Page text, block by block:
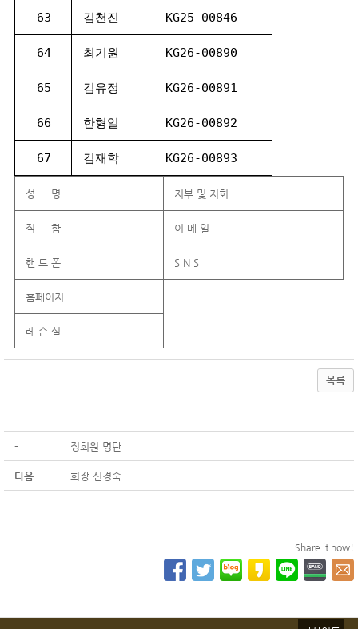
63 김천진 KG25-00846
64 최기원 KG26-00890
65 김유정 KG26-00891
66 한형일 KG26-00892
67 김재학 KG26-00893
성 명 지부 및 지회
직 함 이 메 일
핸 드 폰 S N S
홈페이지
레 슨 실
목록
- 정회원 명단
다음 회장 신경숙
Share it now!